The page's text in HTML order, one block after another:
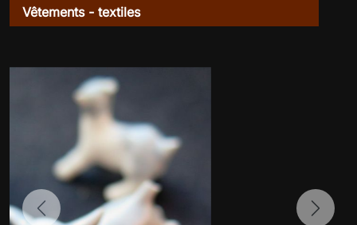
Vêtements - textiles
Previous Next